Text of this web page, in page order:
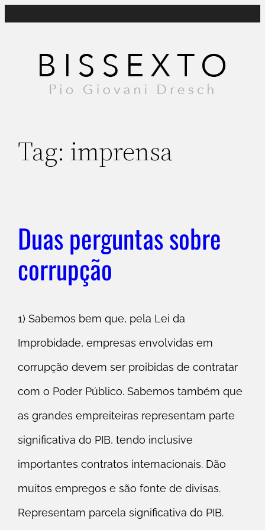
conteúdo
Tag: imprensa
Duas perguntas sobre
corrupção
1) Sabemos bem que, pela Lei da
Improbidade, empresas envolvidas em
corrupção devem ser proibidas de contratar
com o Poder Público. Sabemos também que
as grandes empreiteiras representam parte
significativa do PIB, tendo inclusive
importantes contratos internacionais. Dão
muitos empregos e são fonte de divisas.
Representam parcela significativa do PIB.